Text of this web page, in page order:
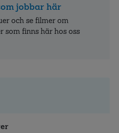
jobbar här
och se filmer om
som finns här hos oss